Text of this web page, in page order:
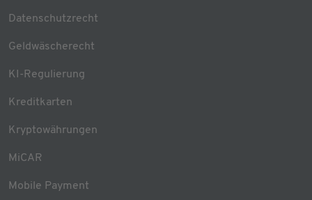
Datenschutzrecht
Geldwäscherecht
KI-Regulierung
Kreditkarten
Kryptowährungen
MiCAR
Mobile Payment